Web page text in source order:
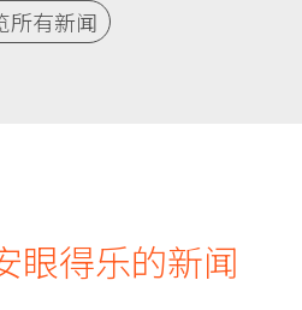
所有新闻
眼得乐的新闻